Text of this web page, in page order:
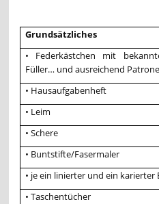
Grundsätzliches
• Federkästchen mit
Füller… und ausreichend
• Hausaufgabenheft
• Leim
• Schere
• Buntstifte/Fasermaler
• je ein linierter und ein karierter
• Taschentücher